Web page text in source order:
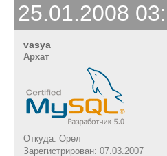
25.01.2008
vasya
Архат
Откуда: Орел
Зарегистрирован: 07.03.2007